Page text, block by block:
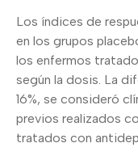
Los índices de
en los grupos
los enfermos
según la dosis. La
16%, se consideró
previos realizados
tratados con